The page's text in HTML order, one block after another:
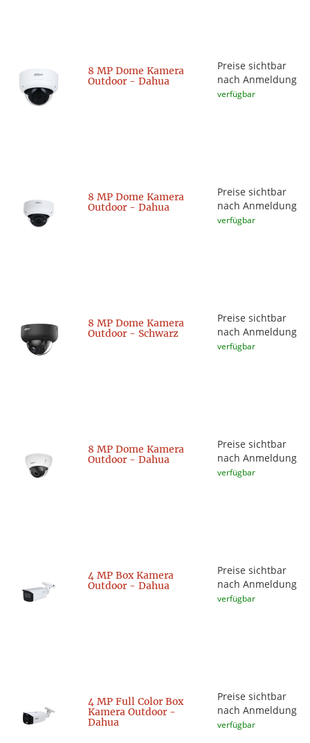
8 MP Dome Kamera
Outdoor - Dahua
Preise sichtbar
nach Anmeldung
verfügbar
8 MP Dome Kamera
Outdoor - Dahua
Preise sichtbar
nach Anmeldung
verfügbar
8 MP Dome Kamera
Outdoor - Schwarz
Preise sichtbar
nach Anmeldung
verfügbar
8 MP Dome Kamera
Outdoor - Dahua
Preise sichtbar
nach Anmeldung
verfügbar
4 MP Box Kamera
Outdoor - Dahua
Preise sichtbar
nach Anmeldung
verfügbar
4 MP Full Color Box
Kamera Outdoor -
Dahua
Preise sichtbar
nach Anmeldung
verfügbar